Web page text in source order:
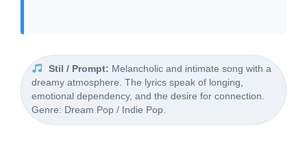
Stil / Prompt: Melancholic and intimate song with a
dreamy atmosphere. The lyrics speak of longing,
emotional dependency, and the desire for connection.
Genre: Dream Pop / Indie Pop.